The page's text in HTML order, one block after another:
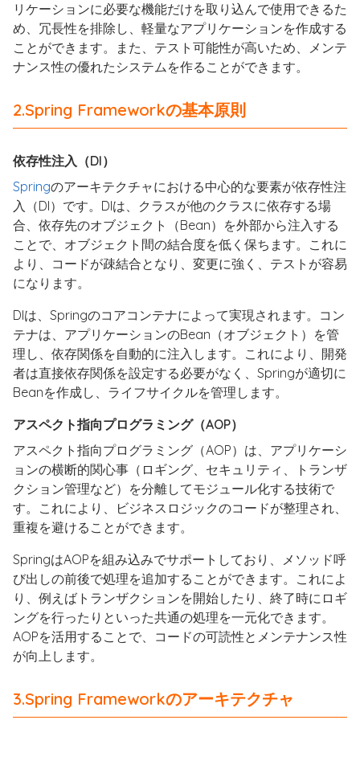
リケーションに必要な機能だけを取り込んで使用できるた
め、冗長性を排除し、軽量なアプリケーションを作成する
ことができます。また、テスト可能性が高いため、メンテ
ナンス性の優れたシステムを作ることができます。
2.Spring Frameworkの基本原則
依存性注入（DI）
Springのアーキテクチャにおける中心的な要素が依存性注
入（DI）です。DIは、クラスが他のクラスに依存する場
合、依存先のオブジェクト（Bean）を外部から注入する
ことで、オブジェクト間の結合度を低く保ちます。これに
より、コードが疎結合となり、変更に強く、テストが容易
になります。
DIは、Springのコアコンテナによって実現されます。コン
テナは、アプリケーションのBean（オブジェクト）を管
理し、依存関係を自動的に注入します。これにより、開発
者は直接依存関係を設定する必要がなく、Springが適切に
Beanを作成し、ライフサイクルを管理します。
アスペクト指向プログラミング（AOP）
アスペクト指向プログラミング（AOP）は、アプリケーシ
ョンの横断的関心事（ロギング、セキュリティ、トランザ
クション管理など）を分離してモジュール化する技術で
す。これにより、ビジネスロジックのコードが整理され、
重複を避けることができます。
SpringはAOPを組み込みでサポートしており、メソッド呼
び出しの前後で処理を追加することができます。これによ
り、例えばトランザクションを開始したり、終了時にロギ
ングを行ったりといった共通の処理を一元化できます。
AOPを活用することで、コードの可読性とメンテナンス性
が向上します。
3.Spring Frameworkのアーキテクチャ